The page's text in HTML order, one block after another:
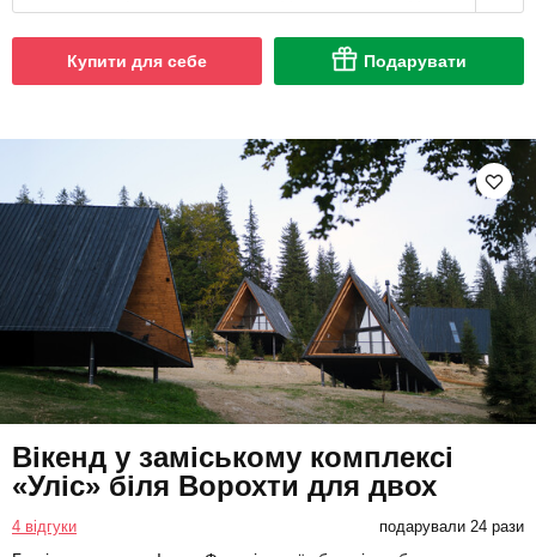
Купити для себе Подарувати
Вікенд у заміському комплексі
«Уліс» біля Ворохти для двох
4 відгуки подарували 24 рази